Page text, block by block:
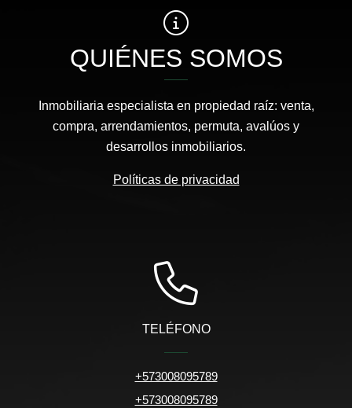
QUIÉNES SOMOS
Inmobiliaria especialista en propiedad raíz: venta,
compra, arrendamientos, permuta, avalúos y
desarrollos inmobiliarios.
Políticas de privacidad
TELÉFONO
+573008095789
+573008095789